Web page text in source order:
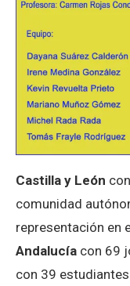
Castilla y León
comunidad
representación en
Andalucía con 69
con 39